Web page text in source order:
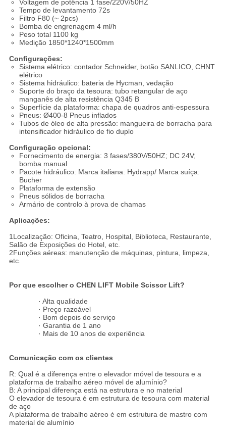
Voltagem de potência 1 fase/220V/50HZ
Tempo de levantamento 72s
Filtro F80 (~ 2pcs)
Bomba de engrenagem 4 ml/h
Peso total 1100 kg
Medição 1850*1240*1500mm
Configurações:
Sistema elétrico: contador Schneider, botão SANLICO, CHNT
elétrico
Sistema hidráulico: bateria de Hycman, vedação
Suporte do braço da tesoura: tubo retangular de aço
manganês de alta resistência Q345 B
Superfície da plataforma: chapa de quadros anti-espessura
Pneus: Ø400-8 Pneus inflados
Tubos de óleo de alta pressão: mangueira de borracha para
intensificador hidráulico de fio duplo
Configuração opcional:
Fornecimento de energia: 3 fases/380V/50HZ; DC 24V;
bomba manual
Pacote hidráulico: Marca italiana: Hydrapp/ Marca suíça:
Bucher
Plataforma de extensão
Pneus sólidos de borracha
Armário de controlo à prova de chamas
Aplicações:
1Localização: Oficina, Teatro, Hospital, Biblioteca, Restaurante,
Salão de Exposições do Hotel, etc.
2Funções aéreas: manutenção de máquinas, pintura, limpeza,
etc.
Por que escolher o CHEN LIFT Mobile Scissor Lift?
· Alta qualidade
· Preço razoável
· Bom depois do serviço
· Garantia de 1 ano
· Mais de 10 anos de experiência
Comunicação com os clientes
R: Qual é a diferença entre o elevador móvel de tesoura e a
plataforma de trabalho aéreo móvel de alumínio?
B: A principal diferença está na estrutura e no material
O elevador de tesoura é em estrutura de tesoura com material
de aço
A plataforma de trabalho aéreo é em estrutura de mastro com
material de alumínio